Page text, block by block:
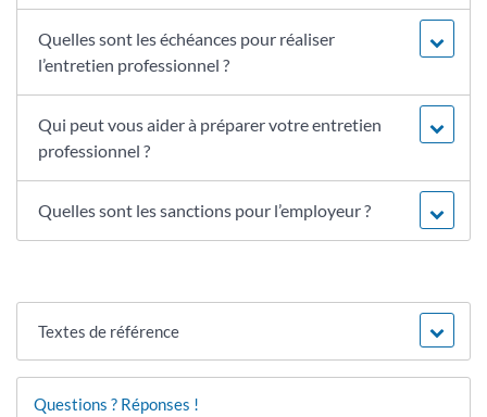
Quelles sont les échéances pour réaliser
l’entretien professionnel ?
Qui peut vous aider à préparer votre entretien
professionnel ?
Quelles sont les sanctions pour l’employeur ?
Textes de référence
Questions ? Réponses !